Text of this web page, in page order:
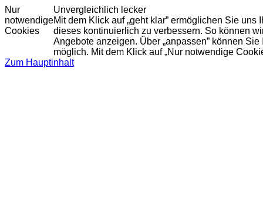
Nur
notwendige
Cookies
Unvergleichlich lecker
Mit dem Klick auf „geht klar” ermöglichen Sie
dieses kontinuierlich zu verbessern. So können
Angebote anzeigen. Über „anpassen” können
möglich. Mit dem Klick auf „Nur notwendige
Zum Hauptinhalt